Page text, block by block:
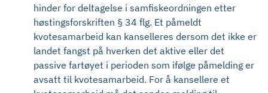
hinder for deltagelse i samfiskeordningen etter
høstingsforskriften § 34 flg. Et påmeldt
kvotesamarbeid kan kanselleres dersom det ikke er
landet fangst på hverken det aktive eller det
passive fartøyet i perioden som ifølge påmelding er
avsatt til kvotesamarbeid. For å kansellere et